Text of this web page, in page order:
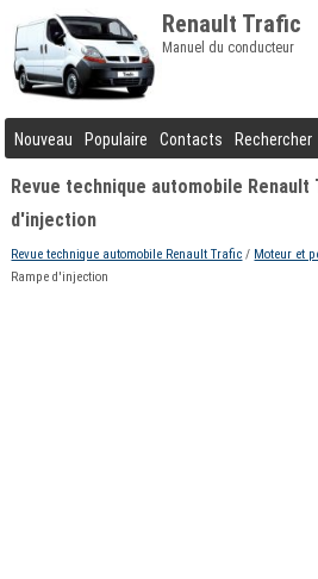
Renault Trafic
Manuel du conducteur
Nouveau Populaire Contacts Rechercher
Revue technique automobile Renault
d'injection
Revue technique automobile Renault Trafic / Moteur et
Rampe d'injection